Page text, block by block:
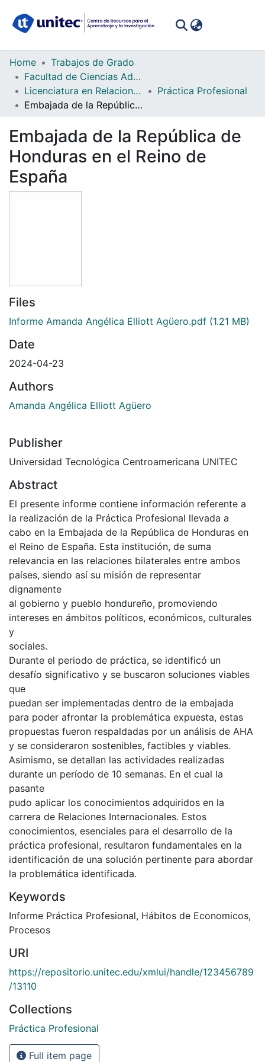
Communities
Collections
All of DSpace
Statistics
Home
Trabajos de Grado
Facultad de Ciencias Administrativas y Sociales
Licenciatura en Relaciones Internacionales
Práctica Profesional
Embajada de la República de Honduras en el Reino de España
Embajada de la República de
Honduras en el Reino de
España
Files
Informe Amanda Angélica Elliott Agüero.pdf (1.21 MB)
Date
2024-04-23
Authors
Amanda Angélica Elliott Agüero
Publisher
Universidad Tecnológica Centroamericana UNITEC
Abstract
El presente informe contiene información referente a
la realización de la Práctica Profesional llevada a
cabo en la Embajada de la República de Honduras en
el Reino de España. Esta institución, de suma
relevancia en las relaciones bilaterales entre ambos
países, siendo así su misión de representar
dignamente
al gobierno y pueblo hondureño, promoviendo
intereses en ámbitos políticos, económicos, culturales
y
sociales.
Durante el periodo de práctica, se identificó un
desafío significativo y se buscaron soluciones viables
que
puedan ser implementadas dentro de la embajada
para poder afrontar la problemática expuesta, estas
propuestas fueron respaldadas por un análisis de AHA
y se consideraron sostenibles, factibles y viables.
Asimismo, se detallan las actividades realizadas
durante un período de 10 semanas. En el cual la
pasante
pudo aplicar los conocimientos adquiridos en la
carrera de Relaciones Internacionales. Estos
conocimientos, esenciales para el desarrollo de la
práctica profesional, resultaron fundamentales en la
identificación de una solución pertinente para abordar
la problemática identificada.
Keywords
Informe Práctica Profesional, Hábitos de Economicos,
Procesos
URI
https://repositorio.unitec.edu/xmlui/handle/123456789
/13110
Collections
Práctica Profesional
Full item page